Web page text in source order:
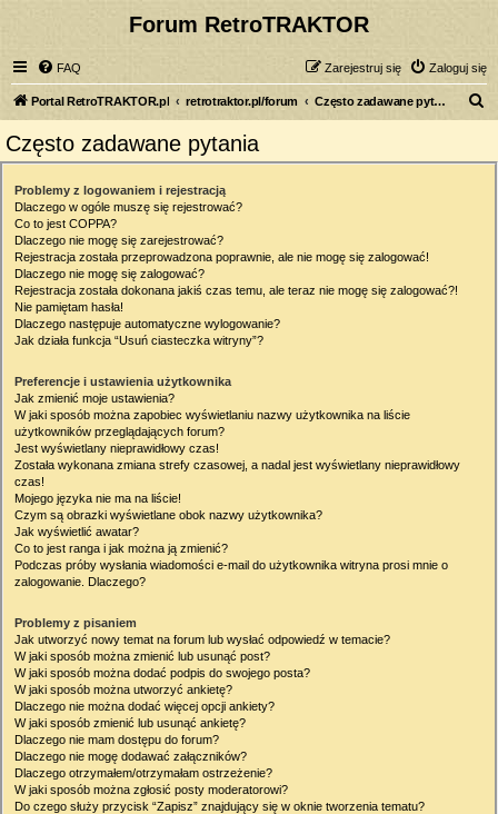
Forum RetroTRAKTOR
FAQ Zaloguj się
Zarejestruj się
Portal RetroTRAKTOR.pl retrotraktor.pl/forum Często zadawane pytania
Często zadawane pytania
Problemy z logowaniem i rejestracją
Dlaczego w ogóle muszę się rejestrować?
Co to jest COPPA?
Dlaczego nie mogę się zarejestrować?
Rejestracja została przeprowadzona poprawnie, ale nie mogę się zalogować!
Dlaczego nie mogę się zalogować?
Rejestracja została dokonana jakiś czas temu, ale teraz nie mogę się zalogować?!
Nie pamiętam hasła!
Dlaczego następuje automatyczne wylogowanie?
Jak działa funkcja “Usuń ciasteczka witryny”?
Preferencje i ustawienia użytkownika
Jak zmienić moje ustawienia?
W jaki sposób można zapobiec wyświetlaniu nazwy użytkownika na liście
użytkowników przeglądających forum?
Jest wyświetlany nieprawidłowy czas!
Została wykonana zmiana strefy czasowej, a nadal jest wyświetlany nieprawidłowy
czas!
Mojego języka nie ma na liście!
Czym są obrazki wyświetlane obok nazwy użytkownika?
Jak wyświetlić awatar?
Co to jest ranga i jak można ją zmienić?
Podczas próby wysłania wiadomości e-mail do użytkownika witryna prosi mnie o
zalogowanie. Dlaczego?
Problemy z pisaniem
Jak utworzyć nowy temat na forum lub wysłać odpowiedź w temacie?
W jaki sposób można zmienić lub usunąć post?
W jaki sposób można dodać podpis do swojego posta?
W jaki sposób można utworzyć ankietę?
Dlaczego nie można dodać więcej opcji ankiety?
W jaki sposób zmienić lub usunąć ankietę?
Dlaczego nie mam dostępu do forum?
Dlaczego nie mogę dodawać załączników?
Dlaczego otrzymałem/otrzymałam ostrzeżenie?
W jaki sposób można zgłosić posty moderatorowi?
Do czego służy przycisk “Zapisz” znajdujący się w oknie tworzenia tematu?